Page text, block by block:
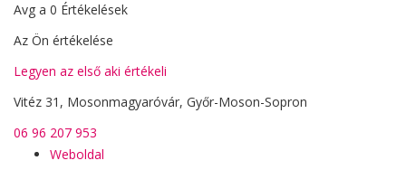
Avg a 0 Értékelések
Az Ön értékelése
Legyen az első aki értékeli
Vitéz 31, Mosonmagyaróvár, Győr-Moson-Sopron
06 96 207 953
Weboldal